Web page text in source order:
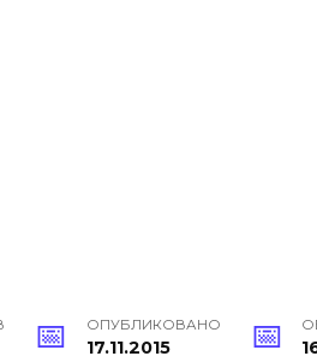
ОПУБЛИКОВАНО
17.11.2015